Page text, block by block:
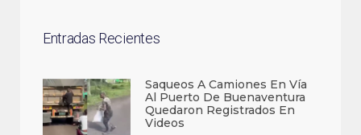
Entradas Recientes
Saqueos A Camiones En Vía
Al Puerto De Buenaventura
Quedaron Registrados En
Videos